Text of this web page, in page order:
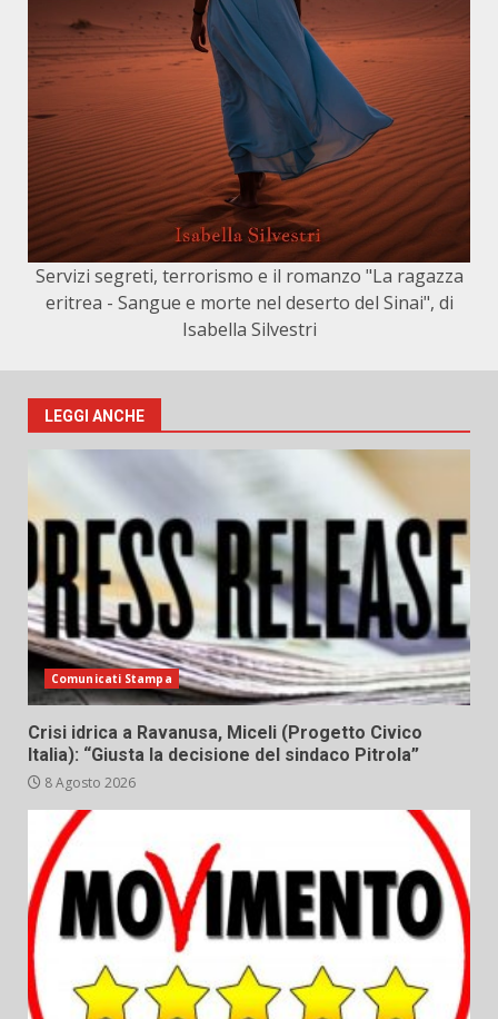
Servizi segreti, terrorismo e il romanzo "La ragazza
eritrea - Sangue e morte nel deserto del Sinai", di
Isabella Silvestri
LEGGI ANCHE
Comunicati Stampa
Crisi idrica a Ravanusa, Miceli (Progetto Civico
Italia): “Giusta la decisione del sindaco Pitrola”
8 Agosto 2026